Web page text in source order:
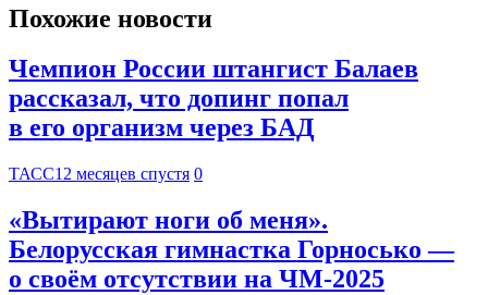
Похожие новости
Чемпион России штангист Балаев
рассказал, что допинг попал
в его организм через БАД
ТАСС12 месяцев спустя 0
«Вытирают ноги об меня».
Белорусская гимнастка Горносько —
о своём отсутствии на ЧМ-2025